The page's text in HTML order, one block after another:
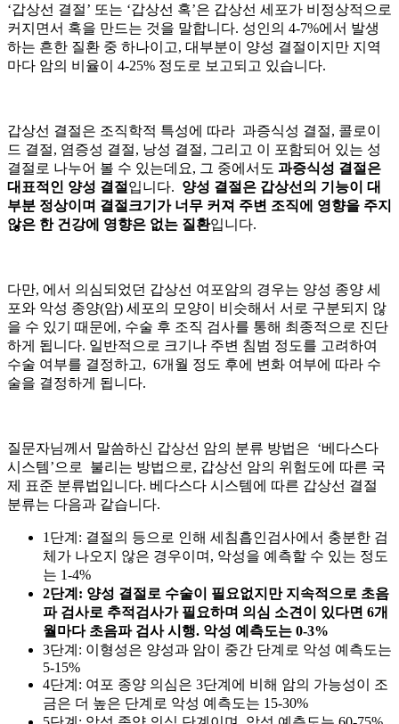
‘갑상선 결절’ 또는 ‘갑상선 혹’은 갑상선 세포가 비정상적으로
커지면서 혹을 만드는 것을 말합니다. 성인의 4-7%에서 발생
하는 흔한 질환 중 하나이고, 대부분이 양성 결절이지만 지역
마다 암의 비율이 4-25% 정도로 보고되고 있습니다.
갑상선 결절은 조직학적 특성에 따라 과증식성 결절, 콜로이
드 결절, 염증성 결절, 낭성 결절, 그리고 이 포함되어 있는 성
결절로 나누어 볼 수 있는데요, 그 중에서도 과증식성 결절은
대표적인 양성 결절 입니다. 양성 결절은 갑상선의 기능이 대
부분 정상이며 결절크기가 너무 커져 주변 조직에 영향을 주지
않은 한 건강에 영향은 없는 질환입니다.
다만, 에서 의심되었던 갑상선 여포암의 경우는 양성 종양 세
포와 악성 종양(암) 세포의 모양이 비슷해서 서로 구분되지 않
을 수 있기 때문에, 수술 후 조직 검사를 통해 최종적으로 진단
하게 됩니다. 일반적으로 크기나 주변 침범 정도를 고려하여
수술 여부를 결정하고, 6개월 정도 후에 변화 여부에 따라 수
술을 결정하게 됩니다.
질문자님께서 말씀하신 갑상선 암의 분류 방법은 ‘베다스다
시스템’으로 불리는 방법으로, 갑상선 암의 위험도에 따른 국
제 표준 분류법입니다. 베다스다 시스템에 따른 갑상선 결절
분류는 다음과 같습니다.
1단계: 결절의 등으로 인해 세침흡인검사에서 충분한 검
체가 나오지 않은 경우이며, 악성을 예측할 수 있는 정도
는 1-4%
2단계: 양성 결절로 수술이 필요없지만 지속적으로 초음
파 검사로 추적검사가 필요하며 의심 소견이 있다면 6개
월마다 초음파 검사 시행. 악성 예측도는 0-3%
3단계: 이형성은 양성과 암이 중간 단계로 악성 예측도는
5-15%
4단계: 여포 종양 의심은 3단계에 비해 암의 가능성이 조
금은 더 높은 단계로 악성 예측도는 15-30%